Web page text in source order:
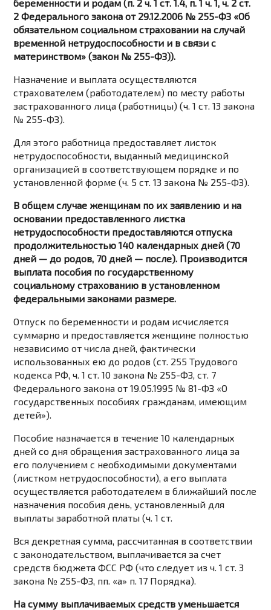
беременности и родам (п. 2 ч. 1 ст. 1.4, п. 1 ч. 1, ч. 2 ст.
2 Федерального закона от 29.12.2006 № 255-ФЗ «Об
обязательном социальном страховании на случай
временной нетрудоспособности и в связи с
материнством» (закон № 255-ФЗ)).
Назначение и выплата осуществляются
страхователем (работодателем) по месту работы
застрахованного лица (работницы) (ч. 1 ст. 13 закона
№ 255-ФЗ).
Для этого работница предоставляет листок
нетрудоспособности, выданный медицинской
организацией в соответствующем порядке и по
установленной форме (ч. 5 ст. 13 закона № 255-ФЗ).
В общем случае женщинам по их заявлению и на
основании предоставленного листка
нетрудоспособности предоставляются отпуска
продолжительностью 140 календарных дней (70
дней — до родов, 70 дней — после). Производится
выплата пособия по государственному
социальному страхованию в установленном
федеральными законами размере.
Отпуск по беременности и родам исчисляется
суммарно и предоставляется женщине полностью
независимо от числа дней, фактически
использованных ею до родов (ст. 255 Трудового
кодекса РФ, ч. 1 ст. 10 закона № 255-ФЗ, ст. 7
Федерального закона от 19.05.1995 № 81-ФЗ «О
государственных пособиях гражданам, имеющим
детей»).
Пособие назначается в течение 10 календарных
дней со дня обращения застрахованного лица за
его получением с необходимыми документами
(листком нетрудоспособности), а его выплата
осуществляется работодателем в ближайший после
назначения пособия день, установленный для
выплаты заработной платы (ч. 1 ст.
Вся декретная сумма, рассчитанная в соответствии
с законодательством, выплачивается за счет
средств бюджета ФСС РФ (что следует из ч. 1 ст. 3
закона № 255-ФЗ, пп. «а» п. 17 Порядка).
На сумму выплачиваемых средств уменьшается